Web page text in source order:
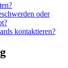
oder
kontaktieren?